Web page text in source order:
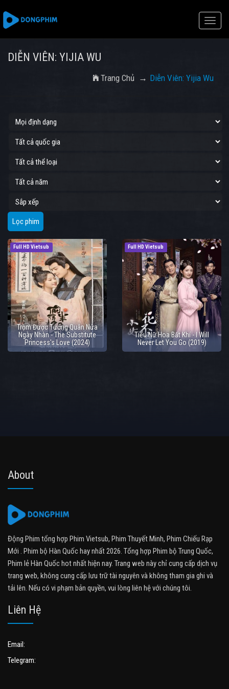
Toggle
DIỄN VIÊN: YIJIA WU
Trang Chủ Diễn Viên: Yijia Wu
Lọc phim
Full HD Vietsub
Trộm Được Tướng Quân Nửa
Ngày Nhàn - The Substitute
Princess's Love (2024)
Full HD Vietsub
Tiểu Nữ Hoa Bất Khí - I Will
Never Let You Go (2019)
About
Động Phim tổng hợp Phim Vietsub, Phim Thuyết Minh, Phim Chiếu Rạp
Mới . Phim bộ Hàn Quốc hay nhất 2026. Tổng hợp Phim bộ Trung Quốc,
Phim lẻ Hàn Quốc hot nhất hiện nay. Trang web này chỉ cung cấp dịch vụ
trang web, không cung cấp lưu trữ tài nguyên và không tham gia ghi và
tải lên. Nếu có vi phạm bản quyền, vui lòng liên hệ với chúng tôi.
Liên Hệ
Email:
Telegram: